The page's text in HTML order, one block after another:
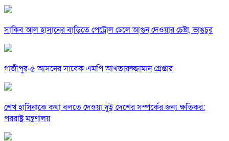
সাকিব আল হাসানের বাড়িতে পেট্রোল ঢেলে আগুন দেওয়ার চেষ্টা, ভাঙচুর
গাজীপুর-৫ আসনের সাবেক এমপি আখতারুজ্জামান গ্রেপ্তার
শেখ হাসিনাকে কথা বলতে দেওয়া দুই দেশের সম্পর্কের জন্য ক্ষতিকর:
পররাষ্ট্র মন্ত্রণালয়